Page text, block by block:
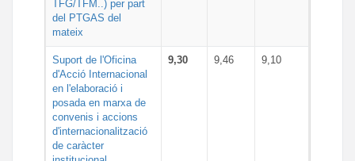
TFG/TFM..) per part
del PTGAS del
mateix
Suport de l'Oficina
d'Acció Internacional
en l'elaboració i
posada en marxa de
convenis i accions
d'internacionalització
de caràcter
9,30 9,46 9,10